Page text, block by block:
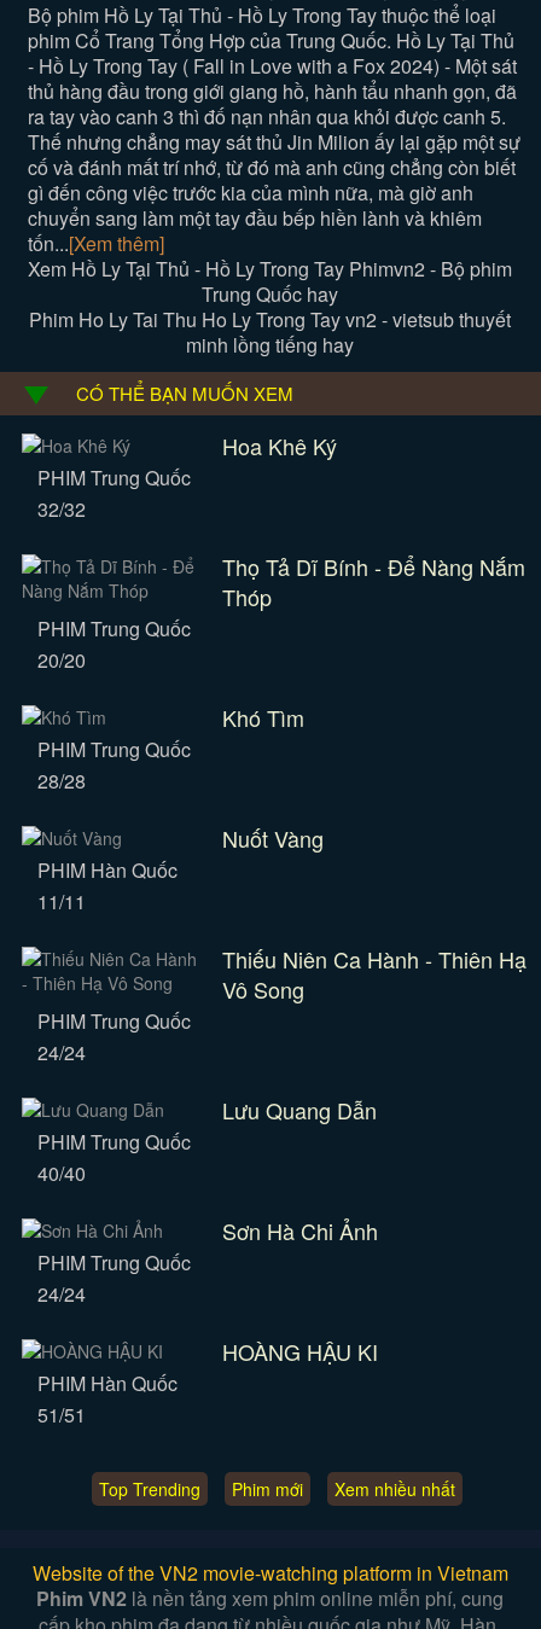
Bộ phim Hồ Ly Tại Thủ - Hồ Ly Trong Tay thuộc thể loại
phim Cổ Trang Tổng Hợp của Trung Quốc. Hồ Ly Tại Thủ
- Hồ Ly Trong Tay ( Fall in Love with a Fox 2024) - Một sát
thủ hàng đầu trong giới giang hồ, hành tẩu nhanh gọn, đã
ra tay vào canh 3 thì đố nạn nhân qua khỏi được canh 5.
Thế nhưng chẳng may sát thủ Jin Milion ấy lại gặp một sự
cố và đánh mất trí nhớ, từ đó mà anh cũng chẳng còn biết
gì đến công việc trước kia của mình nữa, mà giờ anh
chuyển sang làm một tay đầu bếp hiền lành và khiêm
tốn...[Xem thêm]
Xem Hồ Ly Tại Thủ - Hồ Ly Trong Tay Phimvn2 - Bộ phim
Trung Quốc hay
Phim Ho Ly Tai Thu Ho Ly Trong Tay vn2 - vietsub thuyết
minh lồng tiếng hay
CÓ THỂ BẠN MUỐN XEM
Hoa Khê Ký
PHIM Trung Quốc
32/32
Thọ Tả Dĩ Bính - Để Nàng Nắm
Thóp
PHIM Trung Quốc
20/20
Khó Tìm
PHIM Trung Quốc
28/28
Nuốt Vàng
PHIM Hàn Quốc
11/11
Thiếu Niên Ca Hành - Thiên Hạ
Vô Song
PHIM Trung Quốc
24/24
Lưu Quang Dẫn
PHIM Trung Quốc
40/40
Sơn Hà Chi Ảnh
PHIM Trung Quốc
24/24
HOÀNG HẬU KI
PHIM Hàn Quốc
51/51
Top Trending Phim mới Xem nhiều nhất
Website of the VN2 movie-watching platform in Vietnam
Phim VN2 là nền tảng xem phim online miễn phí, cung